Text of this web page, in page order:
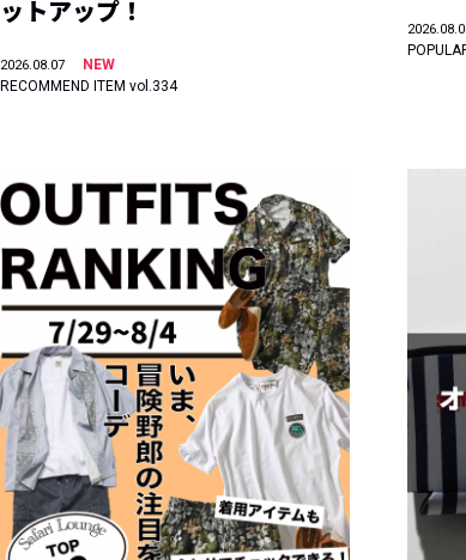
ットアップ！
2026.08.07
NEW
RECOMMEND ITEM vol.334